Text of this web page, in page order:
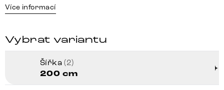
Více informací
Vybrat variantu
Šířka(2)
200 cm